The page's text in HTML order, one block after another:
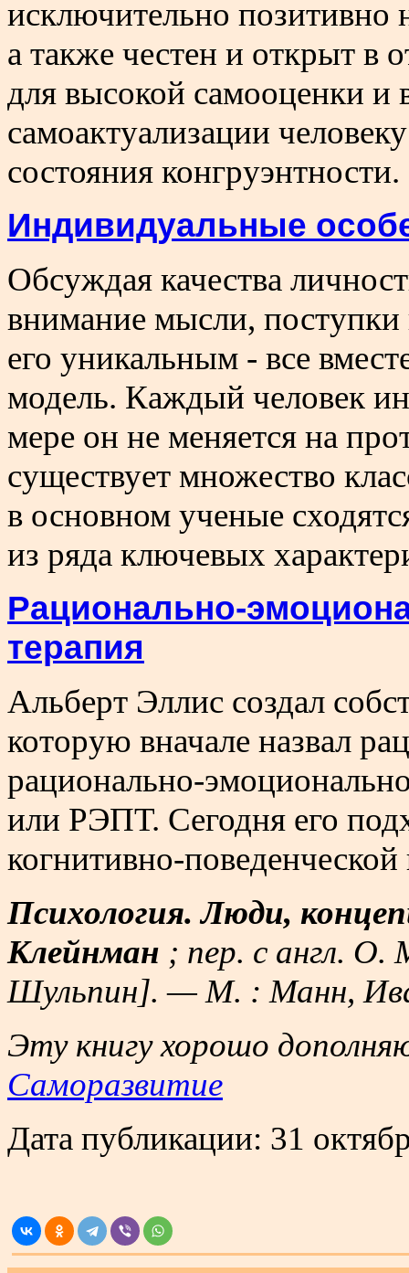
исключительно позитивно
а также честен и открыт
для высокой самооценки и
самоактуализации
состояния конгруэнтности.
Индивидуальные
Обсуждая качества
внимание мысли,
его уникальным - все
модель. Каждый человек
мере он не меняется на
существует множество
в основном ученые
из ряда ключевых
Рационально-
терапия
Альберт Эллис создал
которую вначале назвал
рационально-
или РЭПТ. Сегодня его
когнитивно-
Психология. Люди,
Клейнман ; пер. с англ. О.
Шульпин]. — М. : Манн,
Эту книгу хорошо
Саморазвитие
Дата публикации: 31